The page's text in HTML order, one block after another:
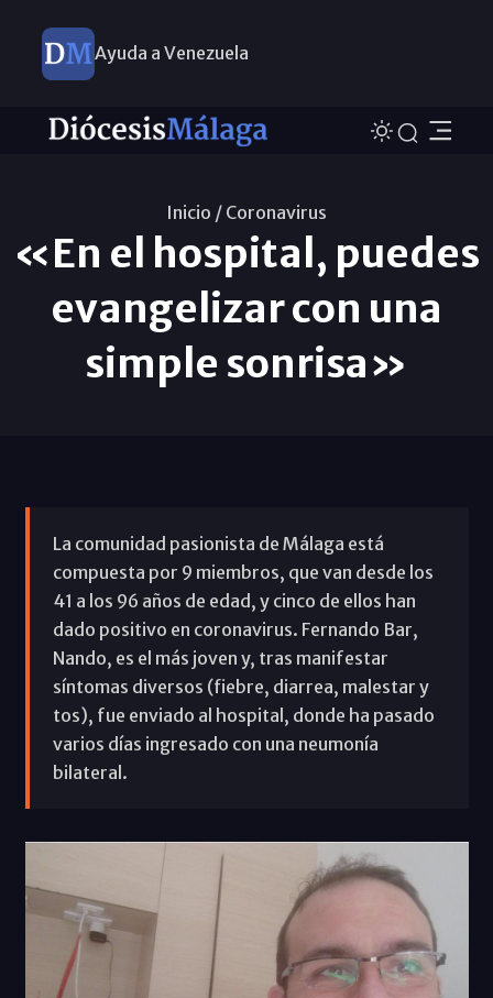
Ayuda a Venezuela
Inicio / Coronavirus
«En el hospital, puedes
evangelizar con una
simple sonrisa»
La comunidad pasionista de Málaga está
compuesta por 9 miembros, que van desde los
41 a los 96 años de edad, y cinco de ellos han
dado positivo en coronavirus. Fernando Bar,
Nando, es el más joven y, tras manifestar
síntomas diversos (fiebre, diarrea, malestar y
tos), fue enviado al hospital, donde ha pasado
varios días ingresado con una neumonía
bilateral.